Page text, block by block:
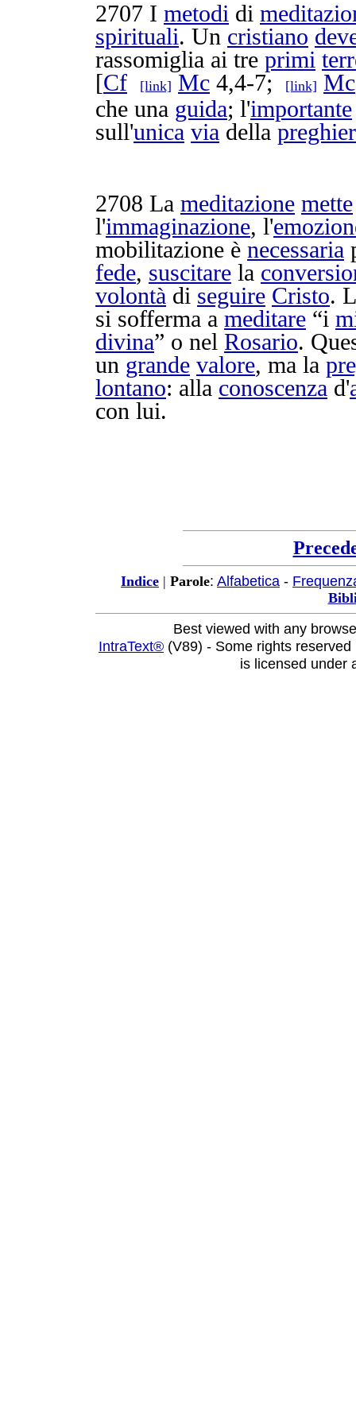
2707 I metodi di
spirituali. Un cristiano
rassomiglia ai tre primi
[Cf [link] Mc 4,4-7; [link] Mc
che una guida; l'importante
sull'unica via della
2708 La meditazione mette
l'immaginazione, l'
mobilitazione è necessaria
fede, suscitare la
volontà di seguire Cristo.
si sofferma a meditare “i
divina” o nel Rosario.
un grande valore, ma la
lontano: alla conoscenza d'
con lui.
Indice | Parole: Alfabetica -
Best viewed with any
IntraText® (V89) - Some rights
is licensed under